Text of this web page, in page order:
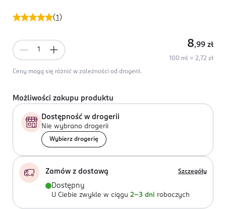
(1 )
8,99 zł
100 ml = 2,72 zł
Ceny mogą się różnić w zależności od drogerii.
Możliwości zakupu produktu
Dostępność w drogerii
Nie wybrano drogerii
Wybierz drogerię
Zamów z dostawą Szczegóły
Dostępny
U Ciebie zwykle w ciągu 2-3 dni roboczych